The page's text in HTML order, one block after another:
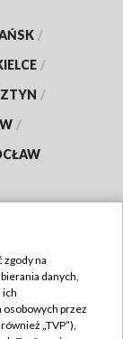
/
/
/
/
zgody na
danych,
ich
przez
„TVP”),